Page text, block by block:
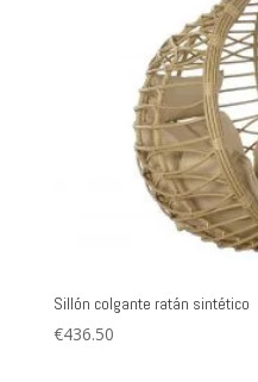
Sillón colgante ratán sintético
€436.50